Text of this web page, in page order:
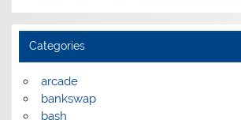
Categories
arcade
bankswap
bash